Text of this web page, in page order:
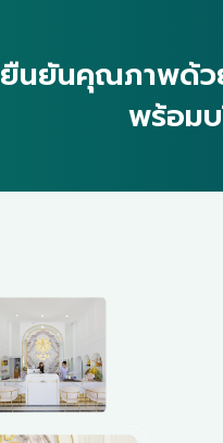
ยืนยันคุณภาพด้
พร้อม